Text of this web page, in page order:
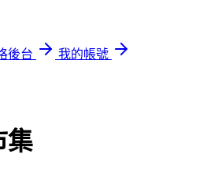
後台
我的帳號
集